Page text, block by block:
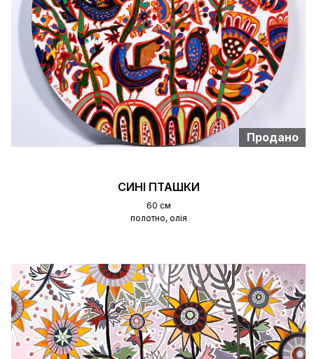
Продано
СИНІ ПТАШКИ
60 см
полотно, олія